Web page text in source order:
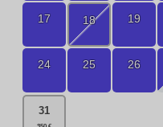
17 18 19
24 25 26
31